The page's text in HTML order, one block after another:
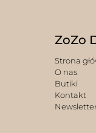
ZoZo
Strona
O nas
Butiki
Kontakt